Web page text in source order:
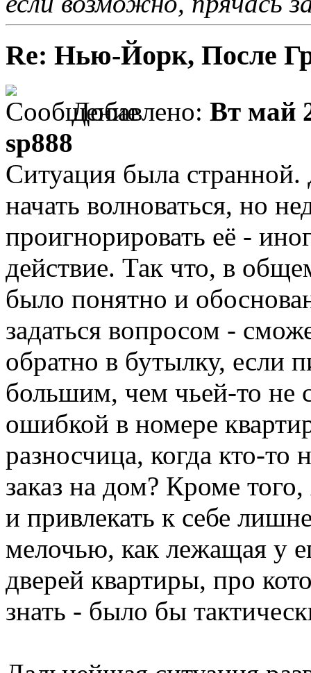
Re: Нью-Йорк, После
Добавлено: Вт май
sp888
Ситуация была
начать волноваться, но
проигнорировать её -
действие. Так что, в
было понятно и
задаться вопросом -
обратно в бутылку, если
большим, чем чьей-то не
ошибкой в номере
разносчица, когда кто-то
заказ на дом? Кроме
и привлекать к себе
мелочью, как лежащая у
дверей квартиры, про
знать - было бы